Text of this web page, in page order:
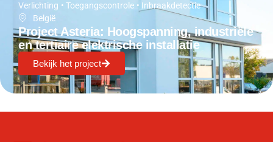
Verlichting • Toegangscontrole • Inbraakdetectie
België
Project Asteria: Hoogspanning, industriële
en tertiaire elektrische installatie
Bekijk het project